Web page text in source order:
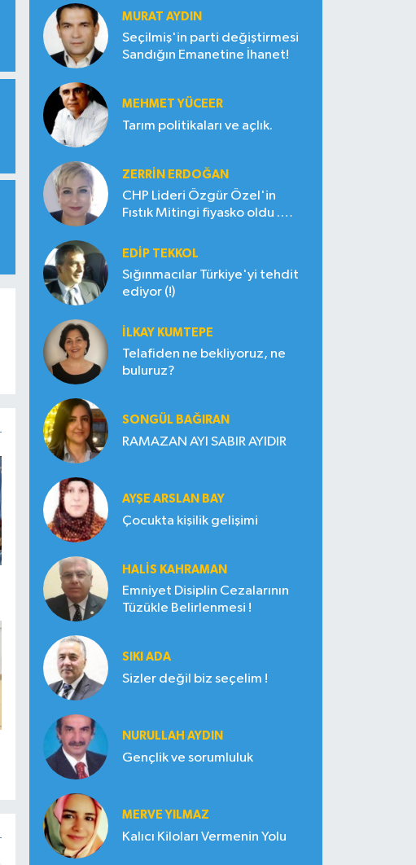
MURAT AYDIN
Seçilmiş'in parti değiştirmesi
Sandığın Emanetine İhanet!
MEHMET YÜCEER
Tarım politikaları ve açlık.
ZERRIN ERDOĞAN
CHP Lideri Özgür Özel'in
Fıstık Mitingi fiyasko oldu .
EDIP TEKKOL
Sığınmacılar Türkiye'yi tehdit
ediyor (!)
İLKAY KUMTEPE
Telafiden ne bekliyoruz, ne
buluruz?
SONGÜL BAĞIRAN
RAMAZAN AYI SABIR AYIDIR
AYŞE ARSLAN BAY
Çocukta kişilik gelişimi
HALIS KAHRAMAN
Emniyet Disiplin Cezalarının
Tüzükle Belirlenmesi !
SIKI ADA
Sizler değil biz seçelim !
NURULLAH AYDIN
Gençlik ve sorumluluk
MERVE YILMAZ
Kalıcı Kiloları Vermenin Yolu